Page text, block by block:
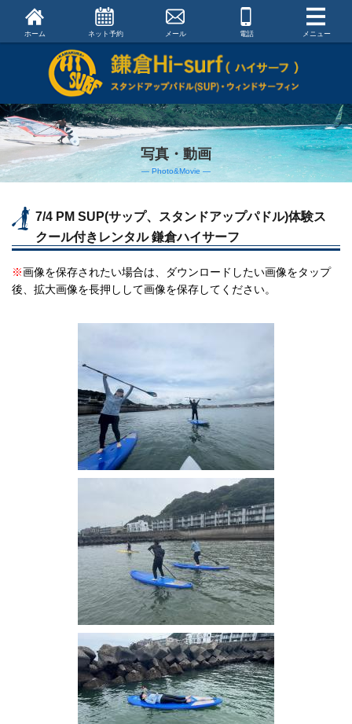
ホーム ネット予約 メール 電話 メニュー
写真・動画
― Photo&Movie ―
7/4 PM SUP(サップ、スタンドアップパドル)体験ス
クール付きレンタル 鎌倉ハイサーフ
※画像を保存されたい場合は、ダウンロードしたい画像をタップ
後、拡大画像を長押しして画像を保存してください。